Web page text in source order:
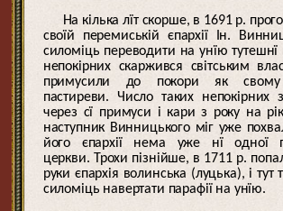
На кілька лїт скорше, в 1691 р.
своїй перемиській єпархії Ін.
силоміць переводити на унїю тутешнї
непокірних скаржився світським
примусили до покори як свому
пастиреви. Число таких непокірних
через сї примуси і кари з року на
наступник Винницького міг уже
його єпархії нема уже нї одної
церкви. Трохи пізнійше, в 1711 р.
руки єпархія волинська (луцька), і тут
силоміць навертати парафії на унїю.